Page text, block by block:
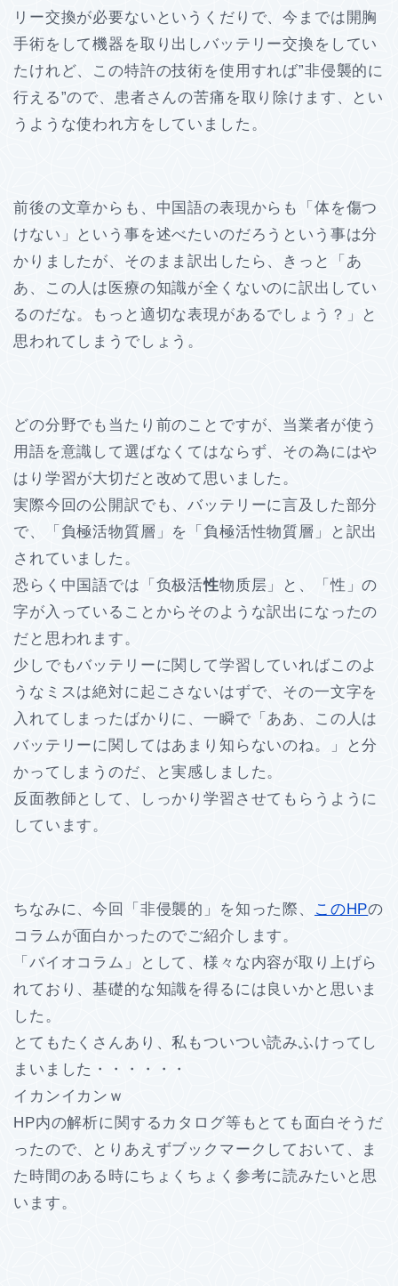
リー交換が必要ないというくだりで、今までは開胸
手術をして機器を取り出しバッテリー交換をしてい
たけれど、この特許の技術を使用すれば”非侵襲的に
行える”ので、患者さんの苦痛を取り除けます、とい
うような使われ方をしていました。
前後の文章からも、中国語の表現からも「体を傷つ
けない」という事を述べたいのだろうという事は分
かりましたが、そのまま訳出したら、きっと「あ
あ、この人は医療の知識が全くないのに訳出してい
るのだな。もっと適切な表現があるでしょう？」と
思われてしまうでしょう。
どの分野でも当たり前のことですが、当業者が使う
用語を意識して選ばなくてはならず、その為にはや
はり学習が大切だと改めて思いました。
実際今回の公開訳でも、バッテリーに言及した部分
で、「負極活物質層」を「負極活性物質層」と訳出
されていました。
恐らく中国語では「负极活性物质层」と、「性」の
字が入っていることからそのような訳出になったの
だと思われます。
少しでもバッテリーに関して学習していればこのよ
うなミスは絶対に起こさないはずで、その一文字を
入れてしまったばかりに、一瞬で「ああ、この人は
バッテリーに関してはあまり知らないのね。」と分
かってしまうのだ、と実感しました。
反面教師として、しっかり学習させてもらうように
しています。
ちなみに、今回「非侵襲的」を知った際、 このHPの
コラムが面白かったのでご紹介します。
「バイオコラム」として、様々な内容が取り上げら
れており、基礎的な知識を得るには良いかと思いま
した。
とてもたくさんあり、私もついつい読みふけってし
まいました・・・・・・
イカンイカンｗ
HP内の解析に関するカタログ等もとても面白そうだ
ったので、とりあえずブックマークしておいて、ま
た時間のある時にちょくちょく参考に読みたいと思
います。